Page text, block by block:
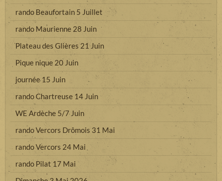
rando Beaufortain 5 Juillet
rando Maurienne 28 Juin
Plateau des Glières 21 Juin
Pique nique 20 Juin
journée 15 Juin
rando Chartreuse 14 Juin
WE Ardèche 5/7 Juin
rando Vercors Drômois 31 Mai
rando Vercors 24 Mai
rando Pilat 17 Mai